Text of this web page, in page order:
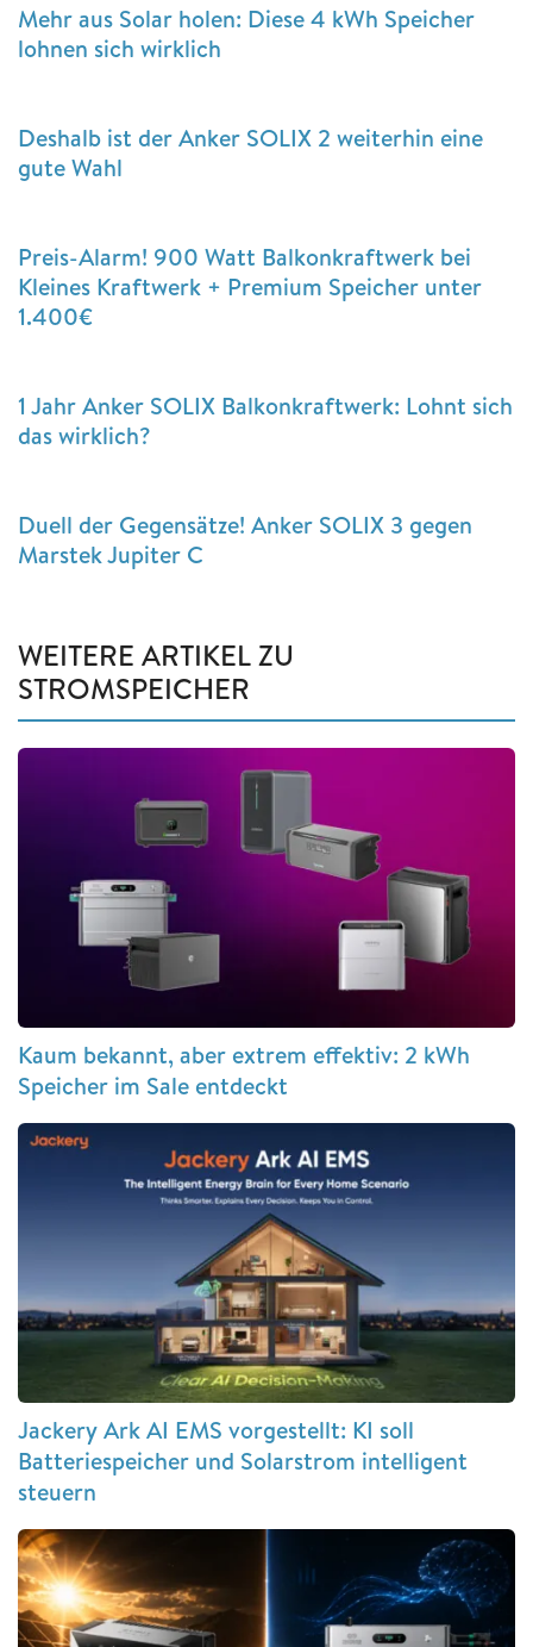
Mehr aus Solar holen: Diese 4 kWh Speicher
lohnen sich wirklich
Deshalb ist der Anker SOLIX 2 weiterhin eine
gute Wahl
Preis-Alarm! 900 Watt Balkonkraftwerk bei
Kleines Kraftwerk + Premium Speicher unter
1.400€
1 Jahr Anker SOLIX Balkonkraftwerk: Lohnt sich
das wirklich?
Duell der Gegensätze! Anker SOLIX 3 gegen
Marstek Jupiter C
WEITERE ARTIKEL ZU
STROMSPEICHER
Kaum bekannt, aber extrem effektiv: 2 kWh
Speicher im Sale entdeckt
Jackery Ark AI EMS vorgestellt: KI soll
Batteriespeicher und Solarstrom intelligent
steuern